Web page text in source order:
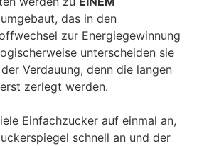
das in den
zur Energiegewinnung
unterscheiden sie
Verdauung, denn die langen
zerlegt werden.
Einfachzucker auf einmal an,
schnell an und der